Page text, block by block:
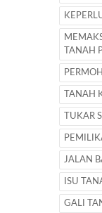
TANAH
TANAH
TUKAR
JALAN
ISU
GALI